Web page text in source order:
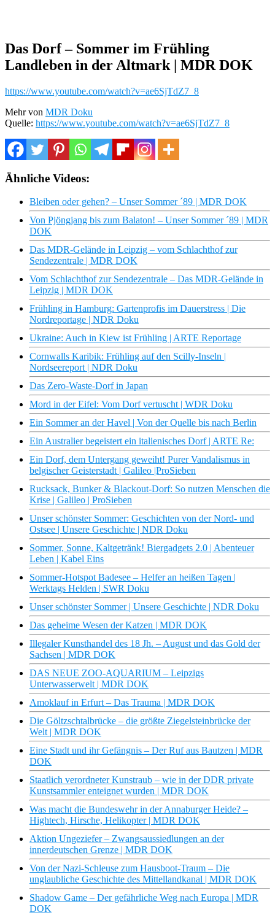
Das Dorf – Sommer im Frühling
Landleben in der Altmark | MDR DOK
https://www.youtube.com/watch?v=ae6SjTdZ7_8
Mehr von MDR Doku
Quelle: https://www.youtube.com/watch?v=ae6SjTdZ7_8
Ähnliche Videos:
Bleiben oder gehen? – Unser Sommer ´89 | MDR DOK
Von Pjöngjang bis zum Balaton! – Unser Sommer ´89 | MDR
DOK
Das MDR-Gelände in Leipzig – vom Schlachthof zur
Sendezentrale | MDR DOK
Vom Schlachthof zur Sendezentrale – Das MDR-Gelände in
Leipzig | MDR DOK
Frühling in Hamburg: Gartenprofis im Dauerstress | Die
Nordreportage | NDR Doku
Ukraine: Auch in Kiew ist Frühling | ARTE Reportage
Cornwalls Karibik: Frühling auf den Scilly-Inseln |
Nordseereport | NDR Doku
Das Zero-Waste-Dorf in Japan
Mord in der Eifel: Vom Dorf vertuscht | WDR Doku
Ein Sommer an der Havel | Von der Quelle bis nach Berlin
Ein Australier begeistert ein italienisches Dorf | ARTE Re:
Ein Dorf, dem Untergang geweiht! Purer Vandalismus in
belgischer Geisterstadt | Galileo |ProSieben
Rucksack, Bunker & Blackout-Dorf: So nutzen Menschen die
Krise | Galileo | ProSieben
Unser schönster Sommer: Geschichten von der Nord- und
Ostsee | Unsere Geschichte | NDR Doku
Sommer, Sonne, Kaltgetränk! Biergadgets 2.0 | Abenteuer
Leben | Kabel Eins
Sommer-Hotspot Badesee – Helfer an heißen Tagen |
Werktags Helden | SWR Doku
Unser schönster Sommer | Unsere Geschichte | NDR Doku
Das geheime Wesen der Katzen | MDR DOK
Illegaler Kunsthandel des 18 Jh. – August und das Gold der
Sachsen | MDR DOK
DAS NEUE ZOO-AQUARIUM – Leipzigs
Unterwasserwelt | MDR DOK
Amoklauf in Erfurt – Das Trauma | MDR DOK
Die Göltzschtalbrücke – die größte Ziegelsteinbrücke der
Welt | MDR DOK
Eine Stadt und ihr Gefängnis – Der Ruf aus Bautzen | MDR
DOK
Staatlich verordneter Kunstraub – wie in der DDR private
Kunstsammler enteignet wurden | MDR DOK
Was macht die Bundeswehr in der Annaburger Heide? –
Hightech, Hirsche, Helikopter | MDR DOK
Aktion Ungeziefer – Zwangsaussiedlungen an der
innerdeutschen Grenze | MDR DOK
Von der Nazi-Schleuse zum Hausboot-Traum – Die
unglaubliche Geschichte des Mittellandkanal | MDR DOK
Shadow Game – Der gefährliche Weg nach Europa | MDR
DOK